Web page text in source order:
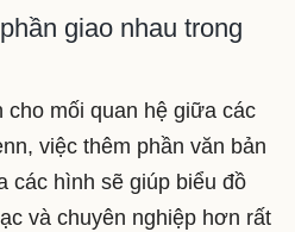
giao nhau trong
cho mối quan hệ giữa các
việc thêm phần văn bản
các hình sẽ giúp biểu đồ
và chuyên nghiệp hơn rất